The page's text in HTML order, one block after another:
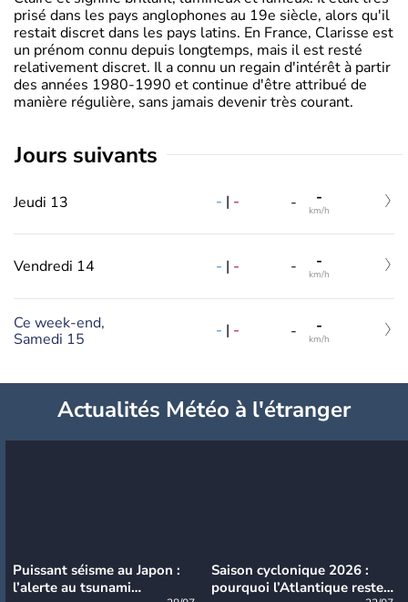
prisé dans les pays anglophones au 19e siècle, alors qu'il
restait discret dans les pays latins. En France, Clarisse est
un prénom connu depuis longtemps, mais il est resté
relativement discret. Il a connu un regain d'intérêt à partir
des années 1980-1990 et continue d'être attribué de
manière régulière, sans jamais devenir très courant.
jours suivants
Jeudi 13 - | - - -
km/h
Vendredi 14 - | - - -
km/h
Ce week-end,
Samedi 15
- | - - -
km/h
Actualités Météo à l'étranger
Puissant séisme au Japon :
l’alerte au tsunami
Saison cyclonique 2026 :
pourquoi l’Atlantique reste